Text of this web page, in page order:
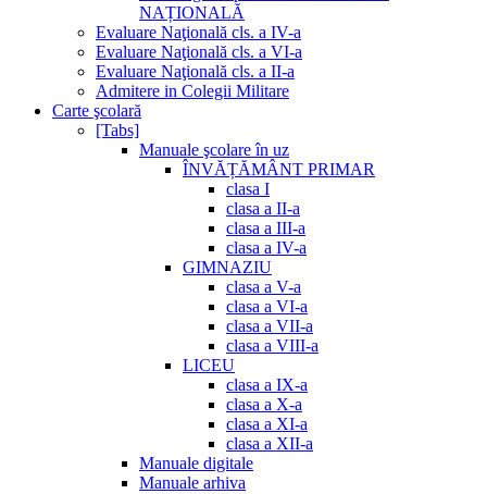
NAȚIONALĂ
Evaluare Naţională cls. a IV-a
Evaluare Naţională cls. a VI-a
Evaluare Naţională cls. a II-a
Admitere in Colegii Militare
Carte şcolară
[Tabs]
Manuale şcolare în uz
ÎNVĂȚĂMÂNT PRIMAR
clasa I
clasa a II-a
clasa a III-a
clasa a IV-a
GIMNAZIU
clasa a V-a
clasa a VI-a
clasa a VII-a
clasa a VIII-a
LICEU
clasa a IX-a
clasa a X-a
clasa a XI-a
clasa a XII-a
Manuale digitale
Manuale arhiva